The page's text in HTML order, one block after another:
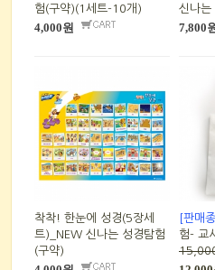
험(구약)(1세트-10개)
4,000원
신나는
7,800
착착! 한눈에 성경(5장세
트)_NEW 신나는 성경탐험
(구약)
[판매
험- 교